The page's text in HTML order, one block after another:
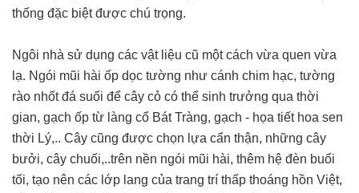
thống đặc biệt được chú trọng.
Ngôi nhà sử dụng các vật liệu cũ một cách vừa quen vừa
lạ. Ngói mũi hài ốp dọc tường như cánh chim hạc, tường
rào nhốt đá suối để cây cỏ có thể sinh trưởng qua thời
gian, gạch ốp từ làng cổ Bát Tràng, gạch - họa tiết hoa sen
thời Lý,.. Cây cũng được chọn lựa cẩn thận, những cây
bưởi, cây chuối,..trên nền ngói mũi hài, thêm hệ đèn buổi
tối, tạo nên các lớp lang của trang trí thấp thoáng hồn Việt,